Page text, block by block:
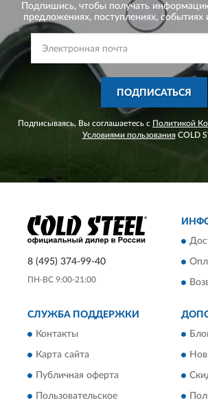
Подпишись, чтобы получать
предложениях, поступлениях,
ПОДПИСАТЬСЯ
Подписываясь, Вы соглашаетесь с Политикой
Условиями пользованияCOLD
8 (495) 374-99-40
ПН-ВС 9:00-21:00
СЛУЖБА ПОДДЕРЖКИ
Контакты
Карта сайта
Публичная оферта
Пользовательское